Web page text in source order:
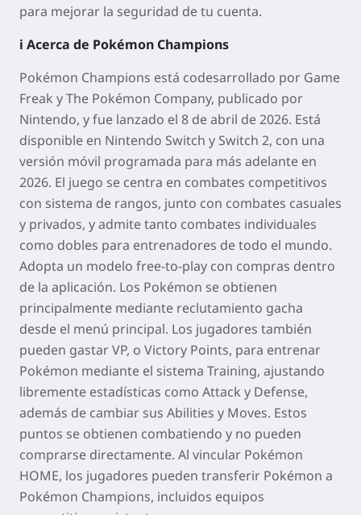
para mejorar la seguridad de tu cuenta.
ℹ️ Acerca de Pokémon Champions
Pokémon Champions está codesarrollado por Game
Freak y The Pokémon Company, publicado por
Nintendo, y fue lanzado el 8 de abril de 2026. Está
disponible en Nintendo Switch y Switch 2, con una
versión móvil programada para más adelante en
2026. El juego se centra en combates competitivos
con sistema de rangos, junto con combates casuales
y privados, y admite tanto combates individuales
como dobles para entrenadores de todo el mundo.
Adopta un modelo free-to-play con compras dentro
de la aplicación. Los Pokémon se obtienen
principalmente mediante reclutamiento gacha
desde el menú principal. Los jugadores también
pueden gastar VP, o Victory Points, para entrenar
Pokémon mediante el sistema Training, ajustando
libremente estadísticas como Attack y Defense,
además de cambiar sus Abilities y Moves. Estos
puntos se obtienen combatiendo y no pueden
comprarse directamente. Al vincular Pokémon
HOME, los jugadores pueden transferir Pokémon a
Pokémon Champions, incluidos equipos